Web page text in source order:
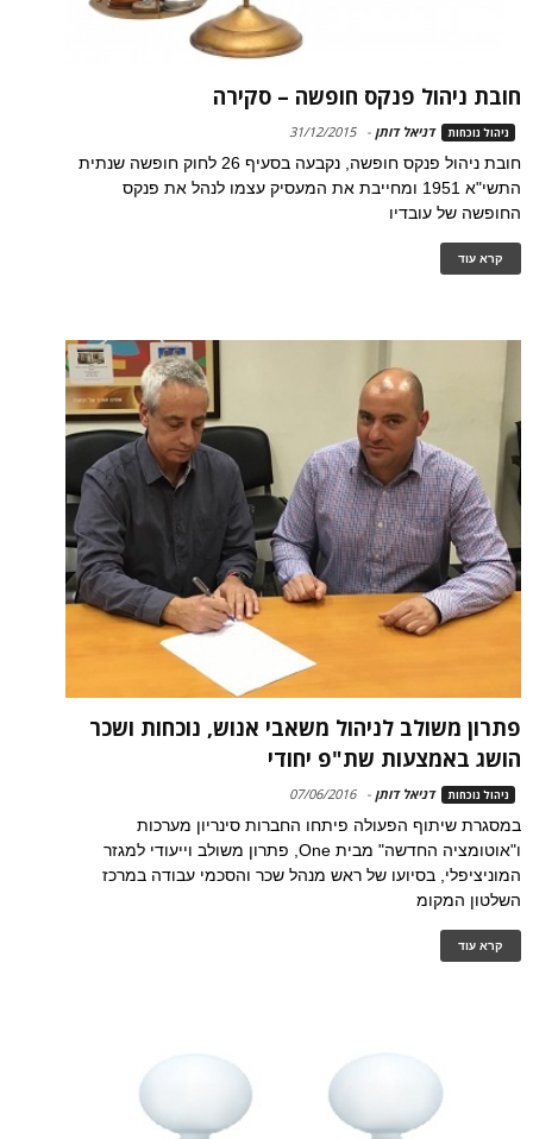
חובת ניהול פנקס חופשה – סקירה
ניהול נוכחות דניאל דותן -
31/12/2015
חובת ניהול פנקס חופשה, נקבעה בסעיף 26 לחוק חופשה שנתית
התשי"א 1951 ומחייבת את המעסיק עצמו לנהל את פנקס
החופשה של עובדיו
קרא עוד
פתרון משולב לניהול משאבי אנוש, נוכחות ושכר
הושג באמצעות שת"פ יחודי
ניהול נוכחות דניאל דותן -
07/06/2016
במסגרת שיתוף הפעולה פיתחו החברות סינריון מערכות
ו"אוטומציה החדשה" מבית One, פתרון משולב וייעודי למגזר
המוניציפלי, בסיועו של ראש מנהל שכר והסכמי עבודה במרכז
השלטון המקומ
קרא עוד